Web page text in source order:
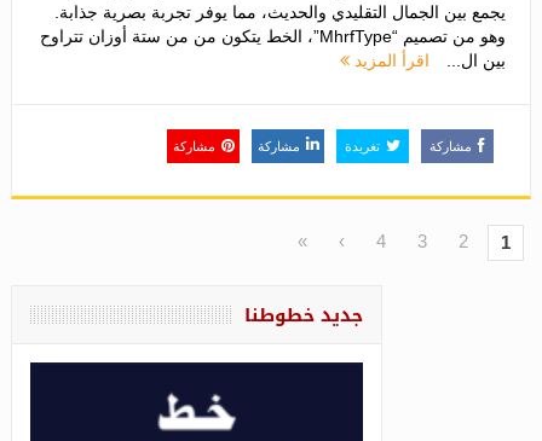
يجمع بين الجمال التقليدي والحديث، مما يوفر تجربة بصرية جذابة.
وهو من تصميم “MhrfType”، الخط يتكون من من ستة أوزان تتراوح
بين ال...
اقرأ المزيد
مشاركة تغريدة مشاركة مشاركة
1
2
3
4
›
»
جديد خطوطنا